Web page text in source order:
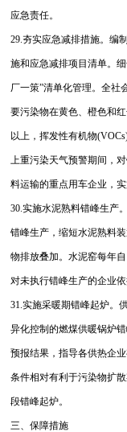
应急责任。
29.夯实应急减排措施。编
施和应急减排项目清单。
厂一策”清单化管理。全社
要污染物在黄色、橙色和
以上，挥发性有机物
上重污染天气预警期间，
料运输的重点用车企业，实
30.实施水泥熟料错峰生产
错峰生产，缩短水泥熟料
物排放叠加。水泥窑每年
对未执行错峰生产的企业
31.实施采暖期错峰起炉。
异化控制的燃煤供暖锅炉
预报结果，指导各供热企
条件相对有利于污染物扩
段错峰起炉。
三、保障措施